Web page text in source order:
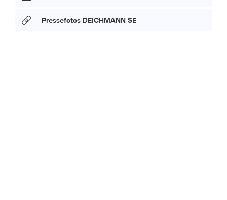
Pressefotos DEICHMANN SE